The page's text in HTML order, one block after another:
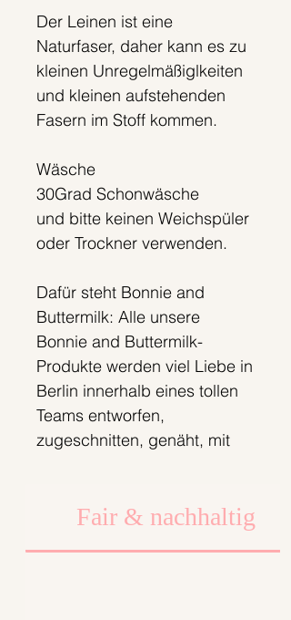
Der Leinen ist eine
Naturfaser, daher kann es zu
kleinen Unregelmäßiglkeiten
und kleinen aufstehenden
Fasern im Stoff kommen.
Wäsche
30Grad Schonwäsche
und bitte keinen Weichspüler
oder Trockner verwenden.
Dafür steht Bonnie and
Buttermilk: Alle unsere
Bonnie and Buttermilk-
Produkte werden viel Liebe in
Berlin innerhalb eines tollen
Teams entworfen,
zugeschnitten, genäht, mit
dabei viel Wert auf faire
Fair & nachhaltig